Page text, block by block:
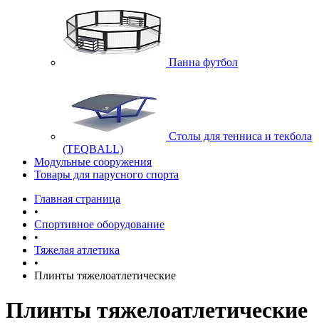
Панна футбол
Cтолы для тенниса и текбола
(TEQBALL)
Модульные сооружения
Товары для парусного спорта
Главная страница
•
Спортивное оборудование
•
Тяжелая атлетика
•
Плинты тяжелоатлетические
Плинты тяжелоатлетические